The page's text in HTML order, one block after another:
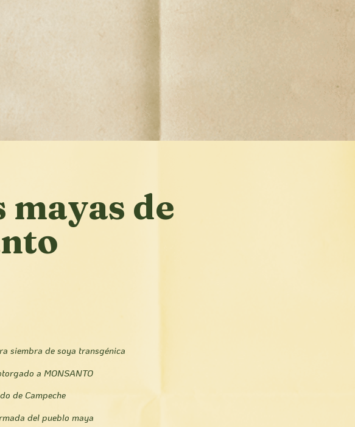
de
siembra de soya transgénica
a MONSANTO
de Campeche
del pueblo maya